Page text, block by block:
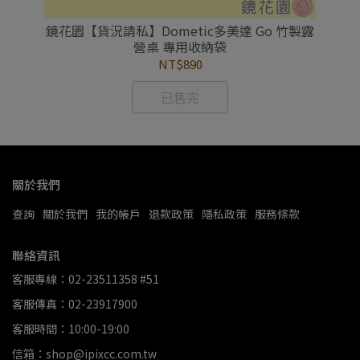
鏡花園【貨況請私】Dometic多美達 Go 竹製露
營桌 專用收納袋
NT$890
已售完
關於我們
查詢 關於我們 我的帳戶 退款政策 隱私政策 服務條款
聯絡資訊
客服專線：02-23511358 #51
客服傳真：02-23917900
客服時間：10:00-19:00
信箱：shop@ipixcc.com.tw